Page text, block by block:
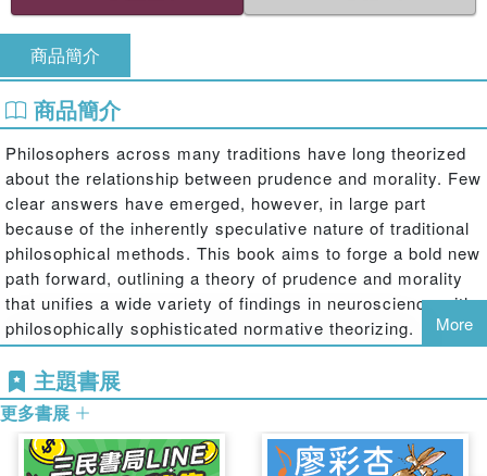
商品簡介
商品簡介
Philosophers across many traditions have long theorized
about the relationship between prudence and morality. Few
clear answers have emerged, however, in large part
because of the inherently speculative nature of traditional
philosophical methods. This book aims to forge a bold new
path forward, outlining a theory of prudence and morality
that unifies a wide variety of findings in neuroscience with
philosophically sophisticated normative theorizing.
neuroscience of prudence and morality, showing how
human moral and prudential cognition and motivation are
known to involve over a dozen brain regions and
capacities. He then outlines a detailed philosophical theory
More
主題書展
更多書展